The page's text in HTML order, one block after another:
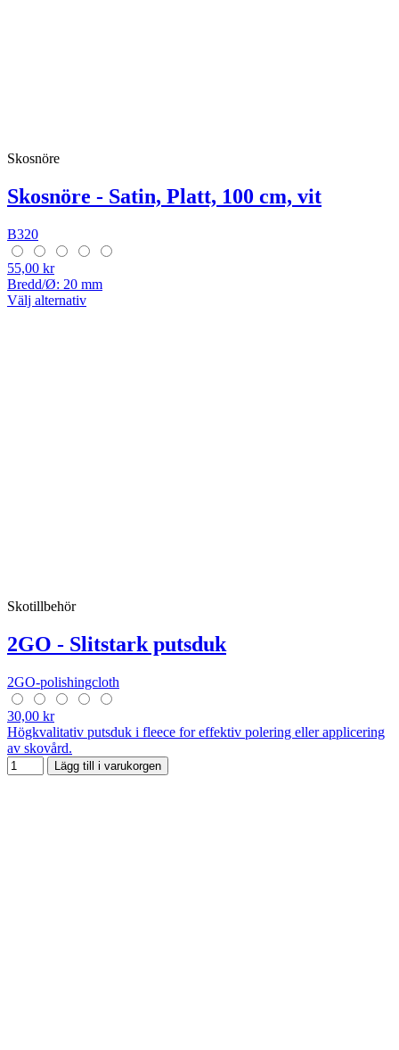
Skosnöre
Skosnöre - Satin, Platt, 100 cm, vit
B320
55,00 kr
Bredd/Ø: 20 mm
Välj alternativ
Skotillbehör
2GO - Slitstark putsduk
2GO-polishingcloth
30,00 kr
Högkvalitativ putsduk i fleece for effektiv polering eller applicering
av skovård.
Lägg till i varukorgen